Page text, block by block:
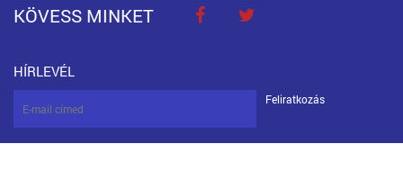
KÖVESS MINKET
HÍRLEVÉL
Feliratkozás